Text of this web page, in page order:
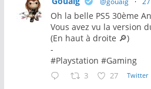
Oh la belle PS5 30ème
Vous avez vu la version
(En haut à droite 🔎)
-
#Playstation #Gaming
3 27 Twitter